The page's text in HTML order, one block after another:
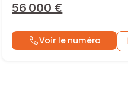
56 000 €
Voir le numéro